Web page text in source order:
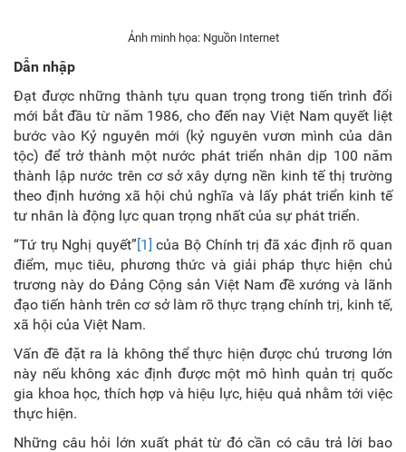
Ảnh minh họa: Nguồn Internet
Dẫn nhập
Đạt được những thành tựu quan trọng trong tiến trình đổi
mới bắt đầu từ năm 1986, cho đến nay Việt Nam quyết liệt
bước vào Kỷ nguyên mới (kỷ nguyên vươn mình của dân
tộc) để trở thành một nước phát triển nhân dịp 100 năm
thành lập nước trên cơ sở xây dựng nền kinh tế thị trường
theo định hướng xã hội chủ nghĩa và lấy phát triển kinh tế
tư nhân là động lực quan trọng nhất của sự phát triển.
“Tứ trụ Nghị quyết”[1] của Bộ Chính trị đã xác định rõ quan
điểm, mục tiêu, phương thức và giải pháp thực hiện chủ
trương này do Đảng Cộng sản Việt Nam đề xướng và lãnh
đạo tiến hành trên cơ sở làm rõ thực trạng chính trị, kinh tế,
xã hội của Việt Nam.
Vấn đề đặt ra là không thể thực hiện được chủ trương lớn
này nếu không xác định được một mô hình quản trị quốc
gia khoa học, thích hợp và hiệu lực, hiệu quả nhằm tới việc
thực hiện.
Những câu hỏi lớn xuất phát từ đó cần có câu trả lời bao